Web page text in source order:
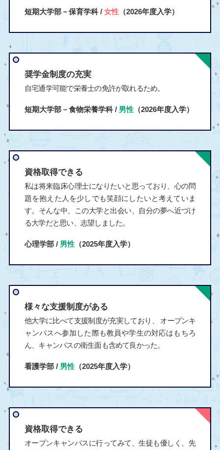
短期大学部－保育学科 / 女性（2026年度入学）
奨学金制度の充実
自宅通学可能で栄養士の免許が取れるため。
短期大学部－食物栄養学科 / 男性（2026年度入学）
資格取得できる
私は将来臨床心理士になりたいと思っており、心の問
題を抱えた人を少しでも笑顔にしたいと考えていま
す。そんな中、この大学と出会い、自分の夢へ近づけ
る大学だと思い、志望しました。
心理学部 / 男性（2025年度入学）
様々な支援制度がある
他大学に比べて支援制度が充実しており、 オープンキ
ャンパスへ参加した際も教員や学生の対応はもちろ
ん、キャンパスの衛生面も含めて良かった。
看護学部 / 男性（2025年度入学）
資格取得できる
オープンキャンパスに行ってみて、生徒も優しく、先